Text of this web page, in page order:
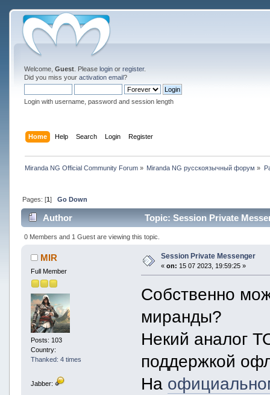
Welcome, Guest. Please loginor register.
Did you miss your activation email?
Login with username, password and session length
Home Help Search Login Register
Miranda NG Official Community Forum» Miranda NG русскоязычный форум »
Pages: [1] Go Down
Author Topic: Session Private
0 Members and 1 Guest are viewing this topic.
MIR
Full Member
Posts: 103
Country:
Thanked: 4 times
Jabber:
Session Private Messenger
« on: 15 07 2023, 19:59:25 »
Собственно
миранды?
Некий аналог
поддержкой
На